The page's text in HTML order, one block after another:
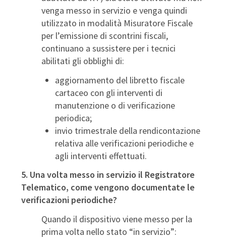
venga messo in servizio e venga quindi
utilizzato in modalità Misuratore Fiscale
per l’emissione di scontrini fiscali,
continuano a sussistere per i tecnici
abilitati gli obblighi di:
aggiornamento del libretto fiscale
cartaceo con gli interventi di
manutenzione o di verificazione
periodica;
invio trimestrale della rendicontazione
relativa alle verificazioni periodiche e
agli interventi effettuati.
5. Una volta messo in servizio il Registratore
Telematico, come vengono documentate le
verificazioni periodiche?
Quando il dispositivo viene messo per la
prima volta nello stato “in servizio”: